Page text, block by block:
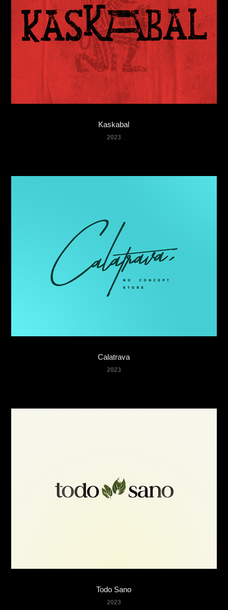
Kaskabal
2023
Calatrava
2023
Todo Sano
2023